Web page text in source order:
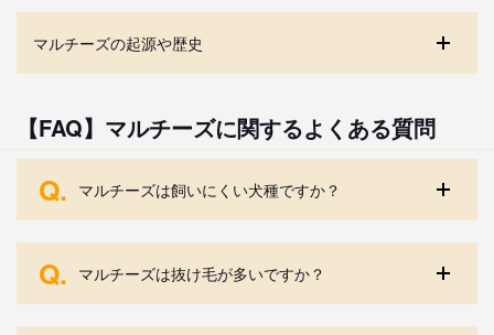
マルチーズの起源や歴史
【FAQ】マルチーズに関するよくある質問
Q. マルチーズは飼いにくい犬種ですか？
Q. マルチーズは抜け毛が多いですか？